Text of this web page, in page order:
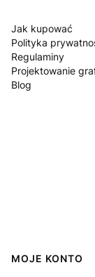
Jak kupować
Polityka
Regulaminy
Projektowanie
Blog
MOJE KONTO